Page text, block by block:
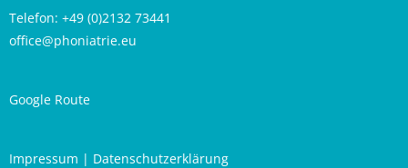
Telefon: +49 (0)2132 73441
office@phoniatrie.eu
Google Route
Impressum | Datenschutzerklärung